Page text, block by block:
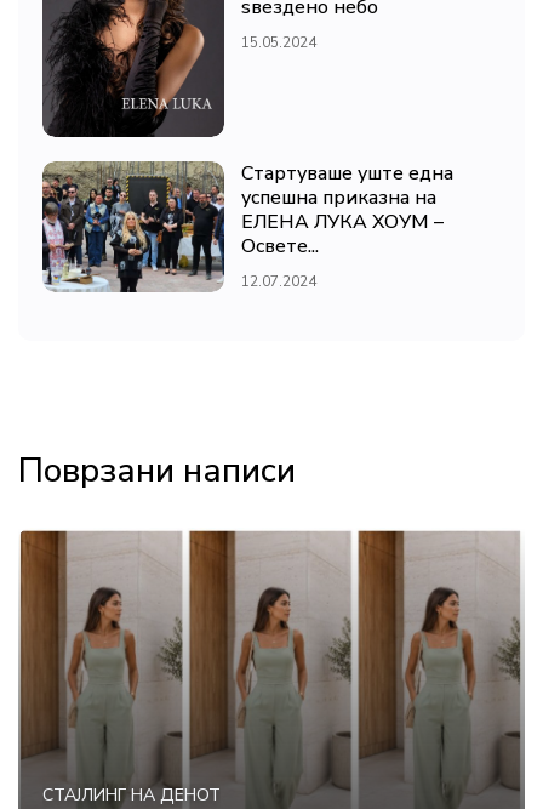
ѕвездено небо
15.05.2024
Стартуваше уште една
успешна приказна на
ЕЛЕНА ЛУКА ХОУМ –
Освете...
12.07.2024
Поврзани написи
СТАЈЛИНГ НА ДЕНОТ